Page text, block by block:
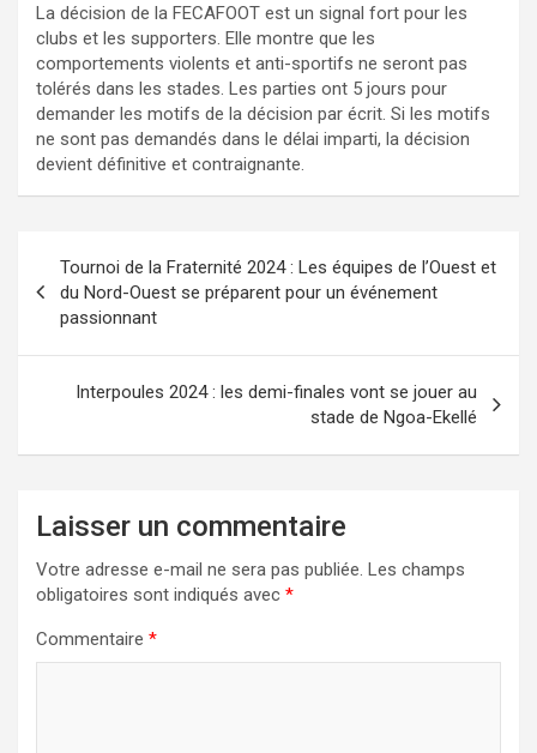
La décision de la FECAFOOT est un signal fort pour les
clubs et les supporters. Elle montre que les
comportements violents et anti-sportifs ne seront pas
tolérés dans les stades. Les parties ont 5 jours pour
demander les motifs de la décision par écrit. Si les motifs
ne sont pas demandés dans le délai imparti, la décision
devient définitive et contraignante.
de
l’article
Tournoi de la Fraternité 2024 : Les équipes de l’Ouest et
du Nord-Ouest se préparent pour un événement
passionnant
Interpoules 2024 : les demi-finales vont se jouer au
stade de Ngoa-Ekellé
Laisser un commentaire
Votre adresse e-mail ne sera pas publiée. Les champs
obligatoires sont indiqués avec *
Commentaire *